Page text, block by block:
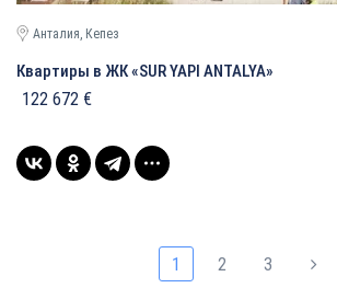
Анталия, Кепез
Квартиры в ЖК «SUR YAPI ANTALYA»
122 672 €
1 2 3